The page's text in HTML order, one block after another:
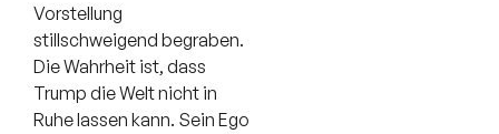
Vorstellung
stillschweigend begraben.
Die Wahrheit ist, dass
Trump die Welt nicht in
Ruhe lassen kann. Sein Ego